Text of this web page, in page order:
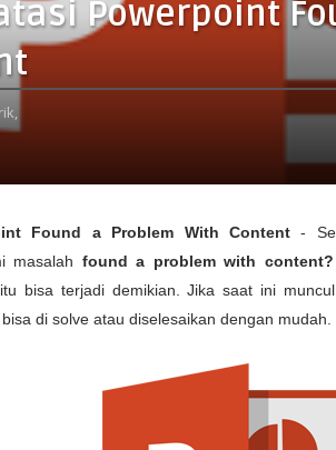
Powerpoint
Found a Problem With Content-
masalah found a problem with
bisa terjadi demikian. Jika saat ini
di solve atau diselesaikan dengan mudah.